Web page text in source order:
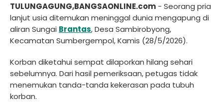
TULUNGAGUNG,BANGSAONLINE.com - Seorang pria
lanjut usia ditemukan meninggal dunia mengapung di
aliran Sungai Brantas, Desa Sambirobyong,
Kecamatan Sumbergempol, Kamis (28/5/2026).
Korban diketahui sempat dilaporkan hilang sehari
sebelumnya. Dari hasil pemeriksaan, petugas tidak
menemukan tanda-tanda kekerasan pada tubuh
korban.